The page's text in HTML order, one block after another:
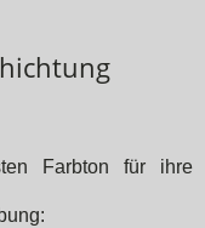
Farbton für ihre